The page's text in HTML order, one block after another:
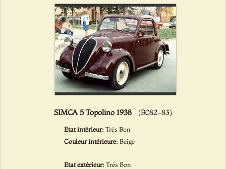
SIMCA 5 Topolino 1938 (B082-83)
Etat intérieur:Très Bon
Couleur intérieure:Beige
Etat extérieur:Très Bon